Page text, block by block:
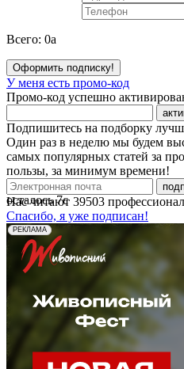
Всего: 0a
Оформить подписку!
У меня есть промо-код
Промо-код успешно
Подпишитесь на подборку
Один раз в неделю мы будем
самых популярных статей за
пользы, за минимум времени!
Нас читают 39503
Спасибо, я уже подписан!
осталось7с